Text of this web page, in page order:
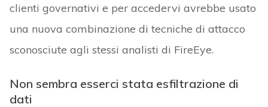
clienti governativi e per accedervi avrebbe usato
una nuova combinazione di tecniche di attacco
sconosciute agli stessi analisti di FireEye.
Non sembra esserci stata esfiltrazione di
dati